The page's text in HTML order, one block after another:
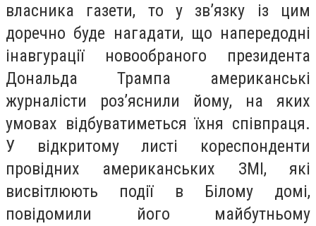
власника газети, то у зв’язку із цим
доречно буде нагадати, що напередодні
інавгурації новообраного президента
Дональда Трампа американські
журналісти роз’яснили йому, на яких
умовах відбуватиметься їхня співпраця.
У відкритому листі кореспонденти
провідних американських ЗМІ, які
висвітлюють події в Білому домі,
повідомили його майбутньому